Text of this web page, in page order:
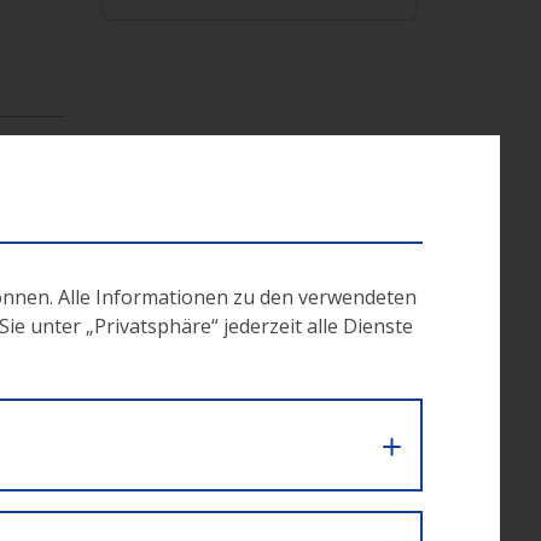
EU- Alle Informationen zu den verwendeten
unter „Privatsphäre“ jederzeit alle Dienste